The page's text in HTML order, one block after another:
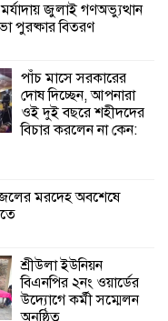
শ্রীউলা ইউনিয়ন
অনুষ্ঠিত
জুলাই গণঅভ্যুত্থান
পুরষ্কার বিতরণ
পাঁচ মাসে সরকারের
দোষ দিচ্ছেন, আপনারা
ওই দুই বছরে শহীদদের
বিচার করলেন না কেন:
মরদেহ অবশেষে
শ্রীউলা ইউনিয়ন
বিএনপির ২নং ওয়ার্ডের
উদ্যোগে কর্মী সম্মেলন